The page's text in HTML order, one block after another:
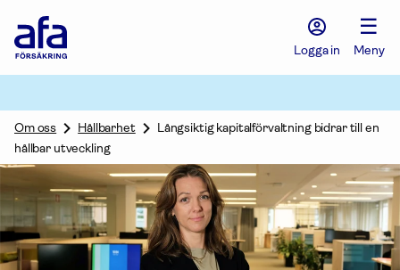
Försäkring
Logga in
☰
Meny
Om oss Hållbarhet
Långsiktig kapitalförvaltning bidrar till en
hållbar utveckling